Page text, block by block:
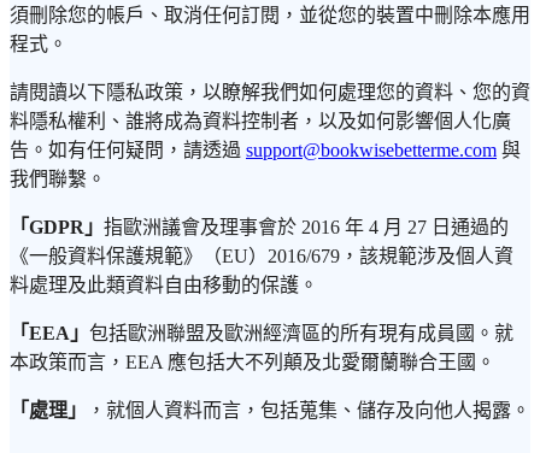
須刪除您的帳戶、取消任何訂閱，並從您的裝置中刪除本應用
程式。
請閱讀以下隱私政策，以瞭解我們如何處理您的資料、您的資
料隱私權利、誰將成為資料控制者，以及如何影響個人化廣
告。如有任何疑問，請透過 support@bookwisebetterme.com 與
我們聯繫。
「GDPR」 指歐洲議會及理事會於 2016 年 4 月 27 日通過的
《一般資料保護規範》（EU）2016/679，該規範涉及個人資
料處理及此類資料自由移動的保護。
「EEA」 包括歐洲聯盟及歐洲經濟區的所有現有成員國。就
本政策而言，EEA 應包括大不列顛及北愛爾蘭聯合王國。
「處理」 ，就個人資料而言，包括蒐集、儲存及向他人揭露。